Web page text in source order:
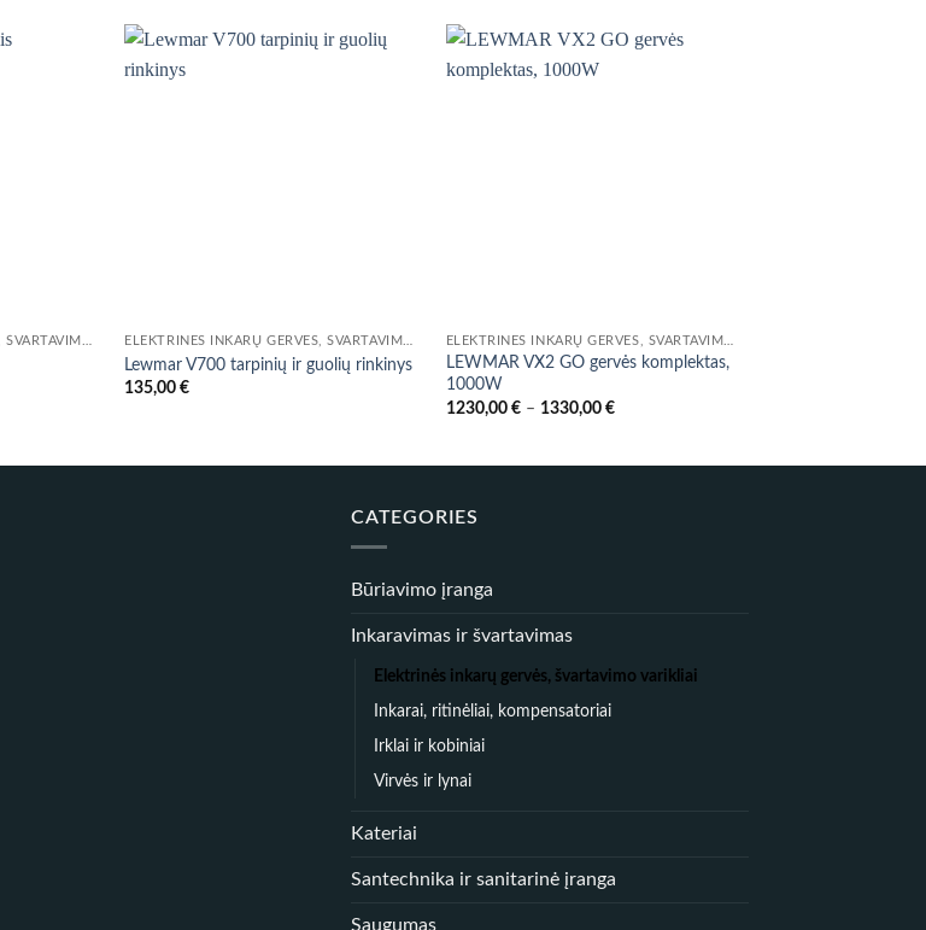
ELEKTRINĖS INKARŲ GERVĖS, ŠVARTAVIMO VARIKLIAI ELEKTRINĖS INKARŲ GERVĖS, ŠVARTAVIMO VARIKLIAI
Lewmar V700 tarpinių ir guolių rinkinys
135,00€
ELEKTRINĖS INKARŲ GERVĖS, ŠVARTAVIMO VARIKLIAI
LEWMAR VX2 GO gervės komplektas,
1000W
1230,00 € – 1330,00 €Price
CATEGORIES
Būriavimo įranga
Inkaravimas ir švartavimas
Elektrinės inkarų gervės, švartavimo varikliai
Inkarai, ritinėliai, kompensatoriai
Irklai ir kobiniai
Virvės ir lynai
Kateriai
Santechnika ir sanitarinė įranga
Saugumas